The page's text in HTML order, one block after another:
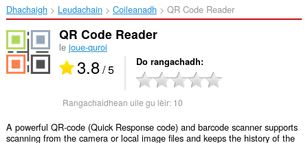
Dhachaigh Leudachain Coileanadh QR Code Reader‎
QR Code Reader
le joue-quroi
3.8/ 5 Do rangachadh
Rangachaidhean uile gu lèir: 10
A powerful QR-code (Quick Response code) and barcode scanner supports
scanning from the camera or local image files and keeps the history of the